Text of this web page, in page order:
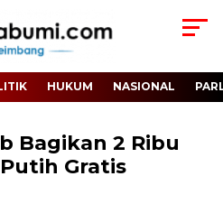
HUKUM NASIONAL
Bagikan 2 Ribu
Gratis